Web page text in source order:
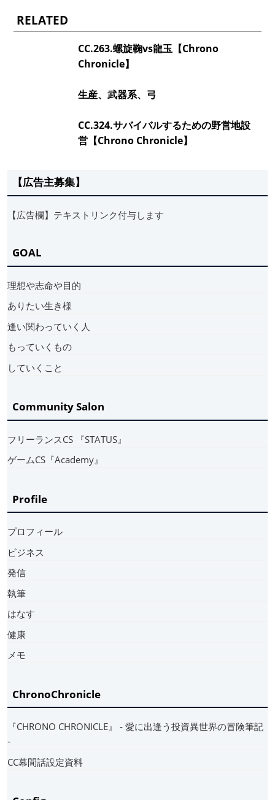
RELATED
CC.263.螺旋鞠vs龍玉【Chrono
Chronicle】
生産、武器系、弓
CC.324.サバイバルするための野営地設
営【Chrono Chronicle】
【広告主募集】
【広告欄】テキストリンク付与します
GOAL
理想や志命や目的
ありたい生き様
逢い関わっていく人
もっていくもの
していくこと
Community Salon
フリーランスCS 『STATUS』
ゲームCS『Academy』
Profile
プロフィール
ビジネス
発信
執筆
はなす
健康
メモ
ChronoChronicle
『CHRONO CHRONICLE』 ‐ 愛に出逢う投資異世界の冒険筆記
‐
CC幕間話設定資料